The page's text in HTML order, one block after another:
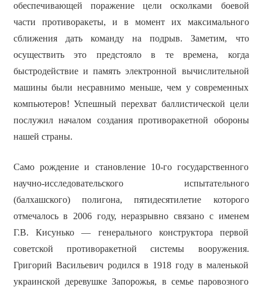
обеспечивающей поражение цели осколками боевой
части противоракеты, и в момент их максимального
сближения дать команду на подрыв. Заметим, что
осуществить это предстояло в те времена, когда
быстродействие и память электронной вычислительной
машины были несравнимо меньше, чем у современных
компьютеров! Успешный перехват баллистической цели
послужил началом создания противоракетной обороны
нашей страны.
Само рождение и становление 10-го государственного
научно-исследовательского испытательного
(балхашского) полигона, пятидесятилетие которого
отмечалось в 2006 году, неразрывно связано с именем
Г.В. Кисунько — генерального конструктора первой
советской противоракетной системы вооружения.
Григорий Васильевич родился в 1918 году в маленькой
украинской деревушке Запорожья, в семье паровозного